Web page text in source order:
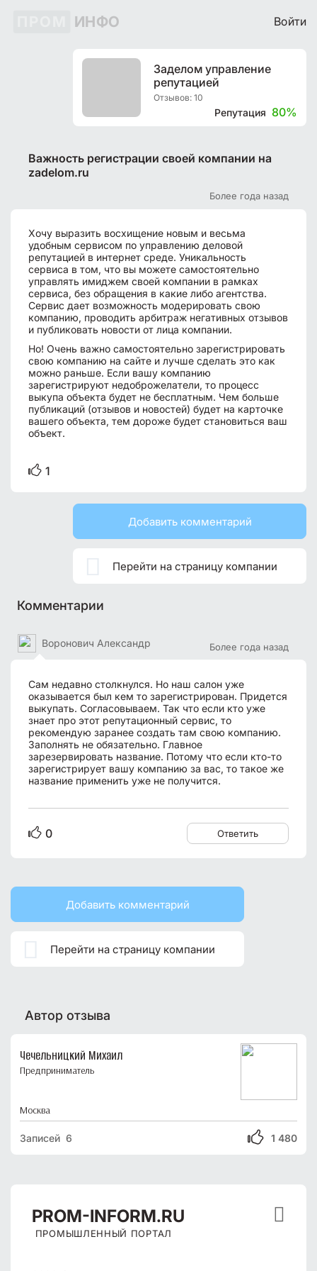
ИНФО Войти
Заделом управление
репутацией
Отзывов: 10
Репутация 80%
Важность регистрации своей компании на
zadelom.ru
Более года назад
Хочу выразить восхищение новым и весьма
удобным сервисом по управлению деловой
репутацией в интернет среде. Уникальность
сервиса в том, что вы можете самостоятельно
управлять имиджем своей компании в рамках
сервиса, без обращения в какие либо агентства.
Сервис дает возможность модерировать свою
компанию, проводить арбитраж негативных отзывов
и публиковать новости от лица компании.
Но! Очень важно самостоятельно зарегистрировать
свою компанию на сайте и лучше сделать это как
можно раньше. Если вашу компанию
зарегистрируют недоброжелатели, то процесс
выкупа объекта будет не бесплатным. Чем больше
публикаций (отзывов и новостей) будет на карточке
вашего объекта, тем дороже будет становиться ваш
объект.
1
Добавить комментарий
Перейти на страницу компании
Комментарии
Более года назад
Воронович Александр
Сам недавно столкнулся. Но наш салон уже
оказывается был кем то зарегистрирован. Придется
выкупать. Согласовываем. Так что если кто уже
знает про этот репутационный сервис, то
рекомендую заранее создать там свою компанию.
Заполнять не обязательно. Главное
зарезервировать название. Потому что если кто-то
зарегистрирует вашу компанию за вас, то такое же
название применить уже не получится.
0 Ответить
Добавить комментарий
Перейти на страницу компании
Автор отзыва
Чечельницкий Михаил
Предприниматель
Москва
1 480
Записей 6
PROM-INFORM.RU
ПРОМЫШЛЕННЫЙ ПОРТАЛ
